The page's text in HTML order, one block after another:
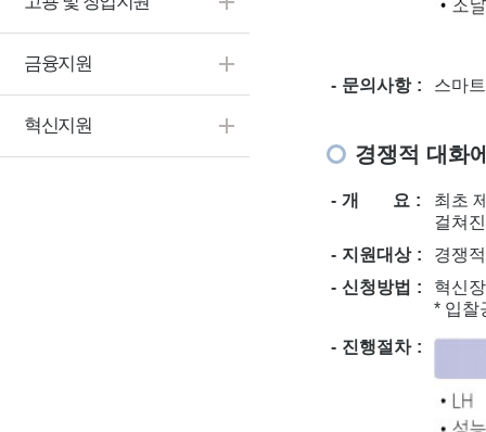
금융지원
혁신지원
문의사항 스마
경쟁적 대화
개 요
최초
걸쳐
지원대상
경쟁
신청방법
혁신
* 입찰
진행절차